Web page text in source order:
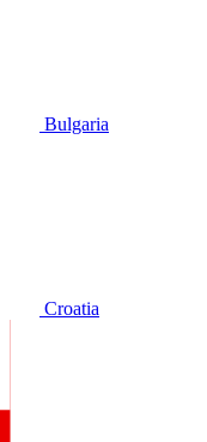
Bulgaria
Croatia